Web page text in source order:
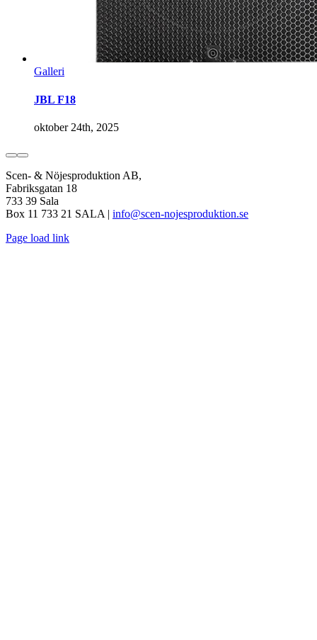
Galleri
JBL F18
oktober 24th, 2025
Scen- & Nöjesproduktion AB,
Fabriksgatan 18
733 39 Sala
Box 11 733 21 SALA | info@scen-nojesproduktion.se
Page load link